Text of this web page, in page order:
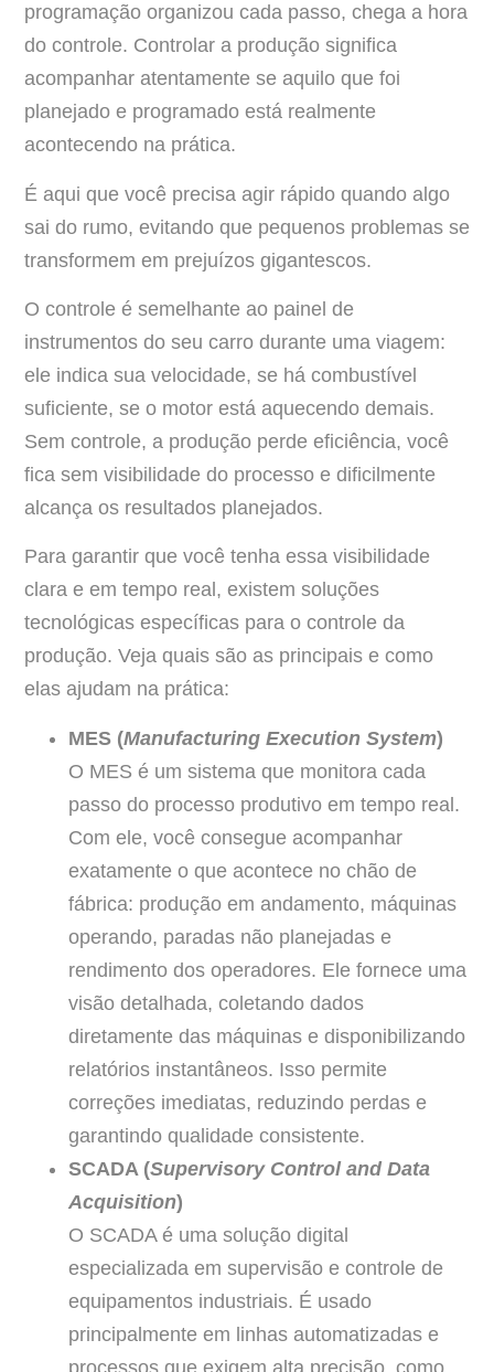
programação organizou cada passo, chega a hora
do controle. Controlar a produção significa
acompanhar atentamente se aquilo que foi
planejado e programado está realmente
acontecendo na prática.
É aqui que você precisa agir rápido quando algo
sai do rumo, evitando que pequenos problemas se
transformem em prejuízos gigantescos.
O controle é semelhante ao painel de
instrumentos do seu carro durante uma viagem:
ele indica sua velocidade, se há combustível
suficiente, se o motor está aquecendo demais.
Sem controle, a produção perde eficiência, você
fica sem visibilidade do processo e dificilmente
alcança os resultados planejados.
Para garantir que você tenha essa visibilidade
clara e em tempo real, existem soluções
tecnológicas específicas para o controle da
produção. Veja quais são as principais e como
elas ajudam na prática:
MES (Manufacturing Execution System)
O MES é um sistema que monitora cada
passo do processo produtivo em tempo real.
Com ele, você consegue acompanhar
exatamente o que acontece no chão de
fábrica: produção em andamento, máquinas
operando, paradas não planejadas e
rendimento dos operadores. Ele fornece uma
visão detalhada, coletando dados
diretamente das máquinas e disponibilizando
relatórios instantâneos. Isso permite
correções imediatas, reduzindo perdas e
garantindo qualidade consistente.
SCADA (Supervisory Control and Data
Acquisition)
O SCADA é uma solução digital
especializada em supervisão e controle de
equipamentos industriais. É usado
principalmente em linhas automatizadas e
processos que exigem alta precisão, como